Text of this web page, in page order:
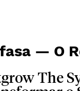
— O
The